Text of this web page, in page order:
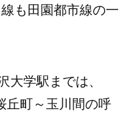
も田園都市線の一
大学駅までは、
丘町～玉川間の呼